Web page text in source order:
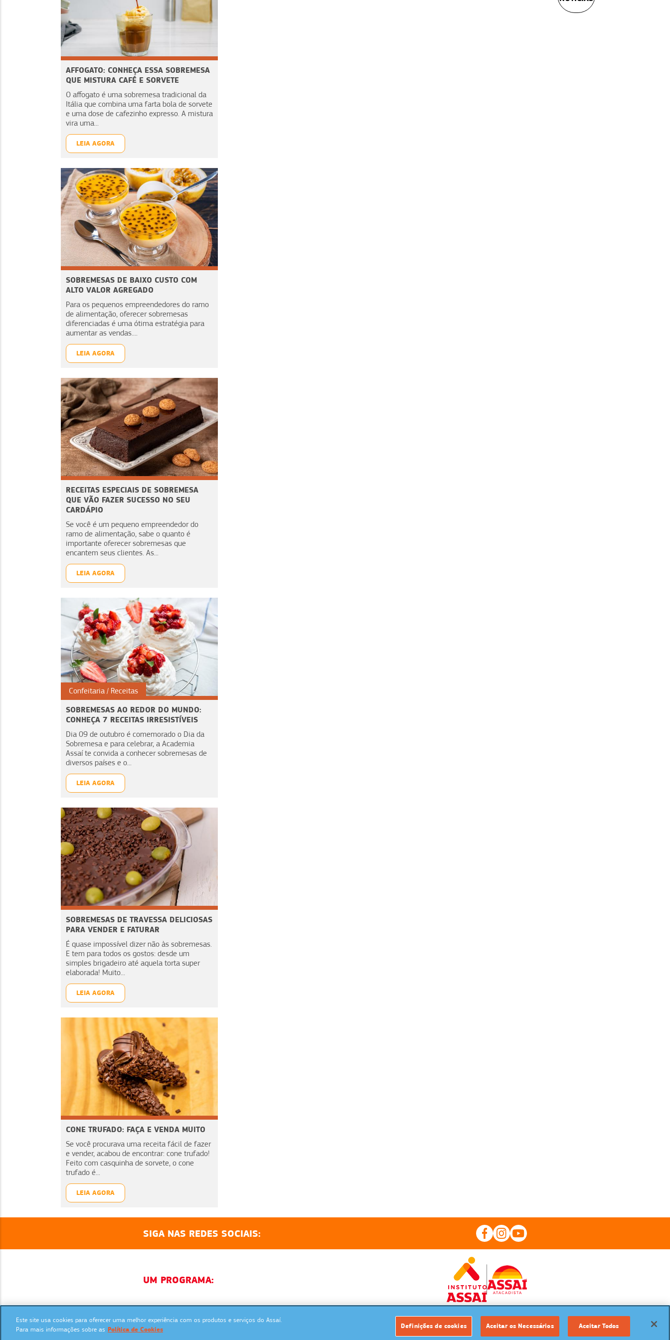
AFFOGATO: CONHEÇA ESSA SOBREMESA
QUE MISTURA CAFÉ E SORVETE
O affogato é uma sobremesa tradicional da
Itália que combina uma farta bola de sorvete
e uma dose de cafezinho expresso. A mistura
vira uma...
LEIA AGORA
SOBREMESAS DE BAIXO CUSTO COM
ALTO VALOR AGREGADO
Para os pequenos empreendedores do ramo
de alimentação, oferecer sobremesas
diferenciadas é uma ótima estratégia para
aumentar as vendas....
LEIA AGORA
RECEITAS ESPECIAIS DE SOBREMESA
QUE VÃO FAZER SUCESSO NO SEU
CARDÁPIO
Se você é um pequeno empreendedor do
ramo de alimentação, sabe o quanto é
importante oferecer sobremesas que
encantem seus clientes. As...
LEIA AGORA
Confeitaria Receitas
SOBREMESAS AO REDOR DO MUNDO:
CONHEÇA 7 RECEITAS IRRESISTÍVEIS
Dia 09 de outubro é comemorado o Dia da
Sobremesa e para celebrar, a Academia
Assaí te convida a conhecer sobremesas de
diversos países e o...
LEIA AGORA
SOBREMESAS DE TRAVESSA DELICIOSAS
PARA VENDER E FATURAR
É quase impossível dizer não às sobremesas.
E tem para todos os gostos: desde um
simples brigadeiro até aquela torta super
elaborada! Muito...
LEIA AGORA
CONE TRUFADO: FAÇA E VENDA MUITO
Se você procurava uma receita fácil de fazer
e vender, acabou de encontrar: cone trufado!
Feito com casquinha de sorvete, o cone
trufado é...
LEIA AGORA
SIGA NAS REDES SOCIAIS:
UM PROGRAMA:
Copyrights 2026. Todos os direitos reservados.
Este site usa cookies para oferecer uma melhor experiência com os produtos e serviços do Assaí.
Para mais informações sobre as Política de Cookies Definições de cookies Aceitar os Necessários Aceitar Todos